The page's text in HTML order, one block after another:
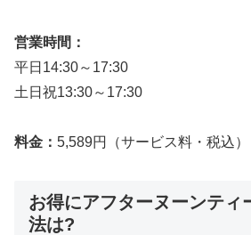
営業時間：
平日14:30～17:30
土日祝13:30～17:30
料金： 5,589円（サービス料・税込）
お得にアフターヌーンティ
法は?